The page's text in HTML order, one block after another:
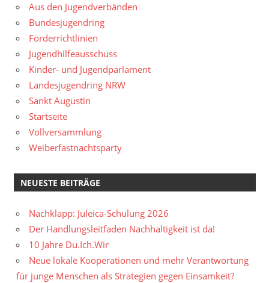
Aus den Jugendverbänden
Bundesjugendring
Förderrichtlinien
Jugendhilfeausschuss
Kinder- und Jugendparlament
Landesjugendring NRW
Sankt Augustin
Startseite
Vollversammlung
Weiberfastnachtsparty
NEUESTE BEITRÄGE
Nachklapp: Juleica-Schulung 2026
Der Handlungsleitfaden Nachhaltigkeit ist da!
10 Jahre Du.Ich.Wir
Neue lokale Kooperationen und mehr Verantwortung
für junge Menschen als Strategien gegen Einsamkeit?